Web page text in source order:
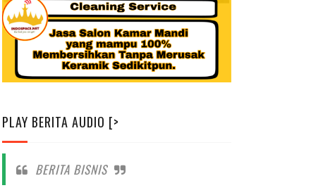
PLAY BERITA AUDIO [>
BERITA BISNIS